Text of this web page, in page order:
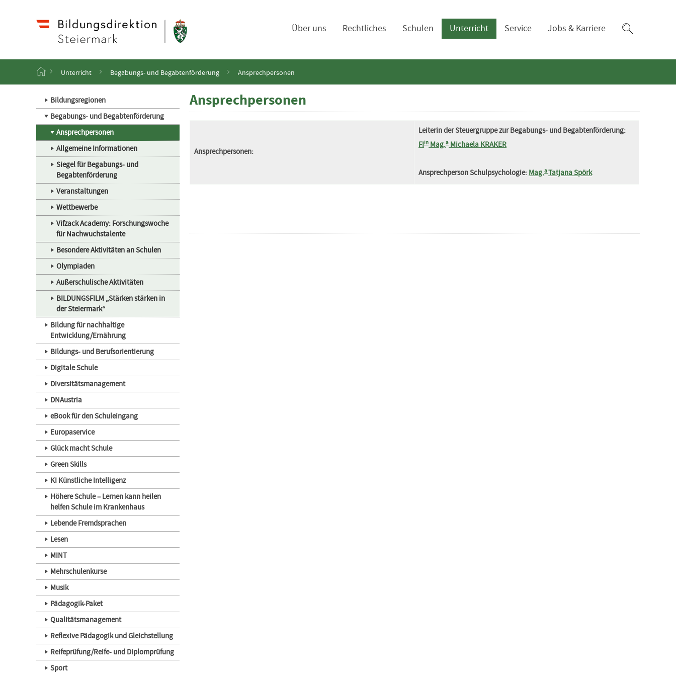
Über uns Rechtliches Schulen Unterricht Service Jobs & Karriere
r
t
s
e
Unterricht Begabungs- und Begabtenförderung Ansprechpersonen
Bildungsregionen
Begabungs- und Begabtenförderung
Ansprechpersonen
Allgemeine Informationen
Siegel für Begabungs- und
Begabtenförderung
Veranstaltungen
Wettbewerbe
Vifzack Academy: Forschungswoche
für Nachwuchstalente
Besondere Aktivitäten an Schulen
Olympiaden
Außerschulische Aktivitäten
BILDUNGSFILM „Stärken stärken in
der Steiermark“
Bildung für nachhaltige
Entwicklung/Ernährung
Bildungs- und Berufsorientierung
Digitale Schule
Diversitätsmanagement
DNAustria
eBook für den Schuleingang
Europaservice
Glück macht Schule
Green Skills
KI Künstliche Intelligenz
Höhere Schule – Lernen kann heilen
helfen Schule im Krankenhaus
Lebende Fremdsprachen
Lesen
MINT
Mehrschulenkurse
Musik
Pädagogik-Paket
Qualitätsmanagement
Reflexive Pädagogik und Gleichstellung
Reifeprüfung/Reife- und Diplomprüfung
Sport
Ansprechpersonen
Ansprechpersonen:
Leiterin der Steuergruppe zur Begabungs- und Begabtenförderung:
FIin Mag.a Michaela KRAKER
Ansprechperson Schulpsychologie: Mag.aTatjana Spörk